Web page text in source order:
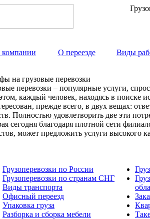
О переезде Виды
на грузовые перевозки
перевозки – популярные услуги,
каждый человек, находясь в поиске
прежде всего, в двух вещах:
Полностью удовлетворить две эти
сегодня благодаря плотной сети
может предложить услуги высокого
Грузоперевозки по России
Грузоперевозки по странам СНГ
Виды транспорта
Офисный переезд
Упаковка груза
Разборка и сборка мебели